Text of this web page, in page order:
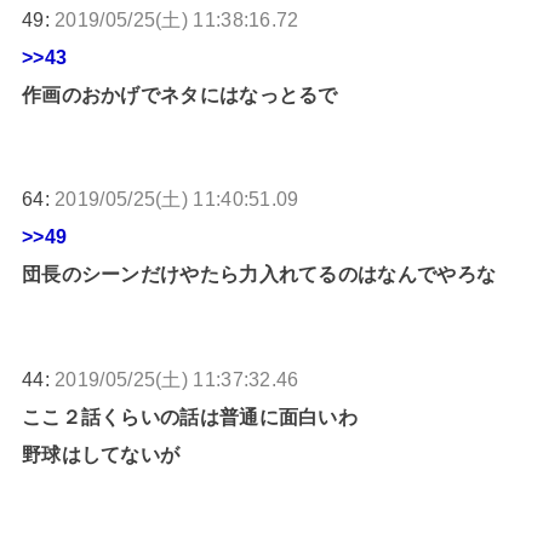
49: 2019/05/25(土) 11:38:16.72
>>43
作画のおかげでネタにはなっとるで
64: 2019/05/25(土) 11:40:51.09
>>49
団長のシーンだけやたら力入れてるのはなんでやろな
44: 2019/05/25(土) 11:37:32.46
ここ２話くらいの話は普通に面白いわ
野球はしてないが